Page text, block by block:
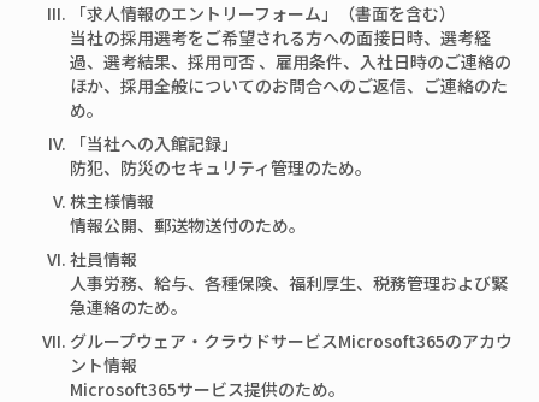
「求人情報のエントリーフォーム」（書面を含む）
当社の採用選考をご希望される方への面接日時、選考経
過、選考結果、採用可否 、雇用条件、入社日時のご連絡の
ほか、採用全般についてのお問合へのご返信、ご連絡のた
め。
「当社への入館記録」
防犯、防災のセキュリティ管理のため。
株主様情報
情報公開、郵送物送付のため。
社員情報
人事労務、給与、各種保険、福利厚生、税務管理および緊
急連絡のため。
グループウェア・クラウドサービスMicrosoft365のアカウ
ント情報
Microsoft365サービス提供のため。